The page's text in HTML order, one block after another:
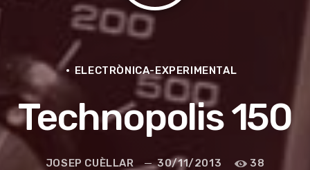
ELECTRÒNICA-EXPERIMENTAL
Technopolis 150
JOSEP CUÈLLAR 30/11/2013 38